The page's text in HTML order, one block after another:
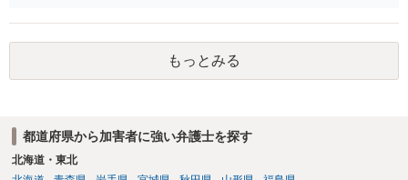
で、警察にバレれば、それなりの捜査を受けるでしょう。
もっとみる
都道府県から加害者に強い弁護士を探す
北海道・東北